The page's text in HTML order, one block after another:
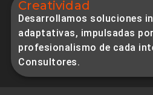
Creatividad
Desarrollamos soluciones
adaptativas, impulsadas
profesionalismo de cada
Consultores.